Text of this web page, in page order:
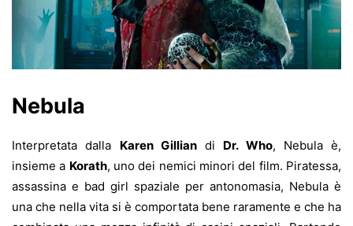
Nebula
Interpretata dalla Karen Gilliandi Dr. Who, Nebula è,
insieme a Korath, uno dei nemici minori del film. Piratessa,
assassina e bad girl spaziale per antonomasia, Nebula è
una che nella vita si è comportata bene raramente e che ha